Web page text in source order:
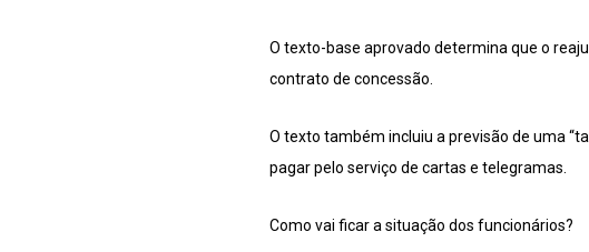
O texto-base aprovado determina que o
contrato de concessão.
O texto também incluiu a previsão de uma
pagar pelo serviço de cartas e telegramas.
Como vai ficar a situação dos funcionários?